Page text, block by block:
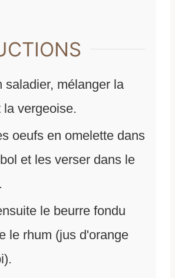
saladier, mélanger la
la vergeoise.
oeufs en omelette dans
et les verser dans le
le beurre fondu
le rhum (jus d'orange